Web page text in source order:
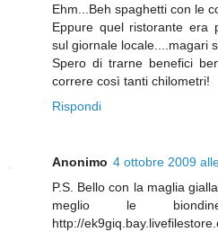
Ehm...Beh spaghetti con le
Eppure quel ristorante era
sul giornale locale....magari
Spero di trarne benefici
correre così tanti chilometri!
Rispondi
Anonimo 4 ottobre 2009
P.S. Bello con la maglia
meglio le
http://